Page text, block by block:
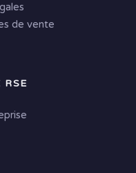
de vente
RSE